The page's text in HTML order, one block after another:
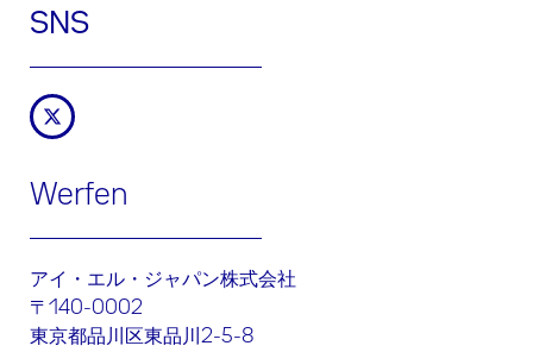
SNS
Werfen
アイ・エル・ジャパン株式会社
〒140-0002
東京都品川区東品川2-5-8